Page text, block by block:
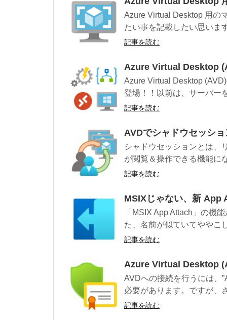
Azure Virtual Desktop 用の
たい事を記載したい思いま
記事を読む
Azure Virtual Desktop
Azure Virtual Desktop
登場！！以前は、サーバー
記事を読む
AVDでシャドウセッシ
シャドウセッションとは、
が閲覧＆操作できる機能に
記事を読む
MSIXじゃない、新 App
「MSIX App Attach」の機
た、名前が似ていてややこ
記事を読む
Azure Virtual Desktop
AVDへの接続を行うには、
必要があります。ですが、
記事を読む